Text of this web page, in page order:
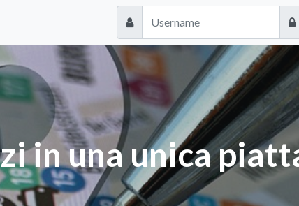
in una unica